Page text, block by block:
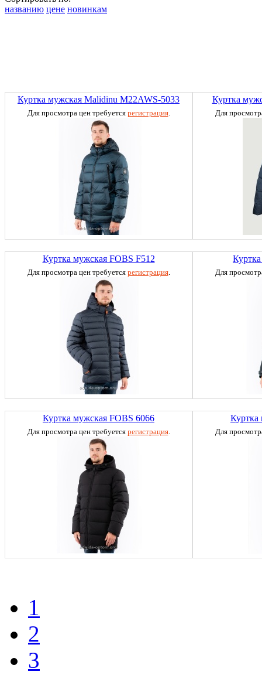
названию цене новинкам
Куртка мужская Malidinu M22AWS-5033
Для просмотра цен требуется регистрация.
Куртка
Для
Куртка мужская FOBS F512
Для просмотра цен требуется регистрация. Для
Куртка мужская FOBS 6066
Для просмотра цен требуется регистрация.
Куртка
Для
1
2
3